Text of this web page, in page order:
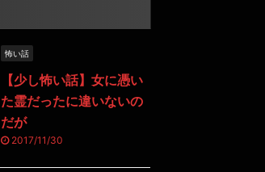
怖い話
【少し怖い話】女に憑い
た霊だったに違いないの
だが
2017/11/30